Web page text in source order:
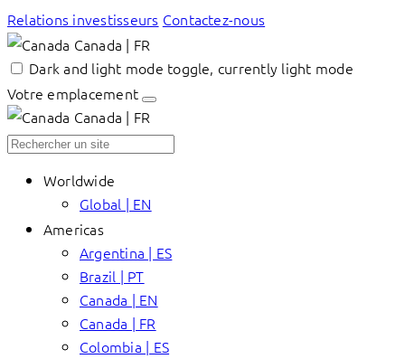
Relations investisseurs Contactez-nous
Canada | FR
Dark and light mode toggle, currently light mode
Votre emplacement
Canada | FR
Worldwide
Global | EN
Americas
Argentina | ES
Brazil | PT
Canada | EN
Canada | FR
Colombia | ES